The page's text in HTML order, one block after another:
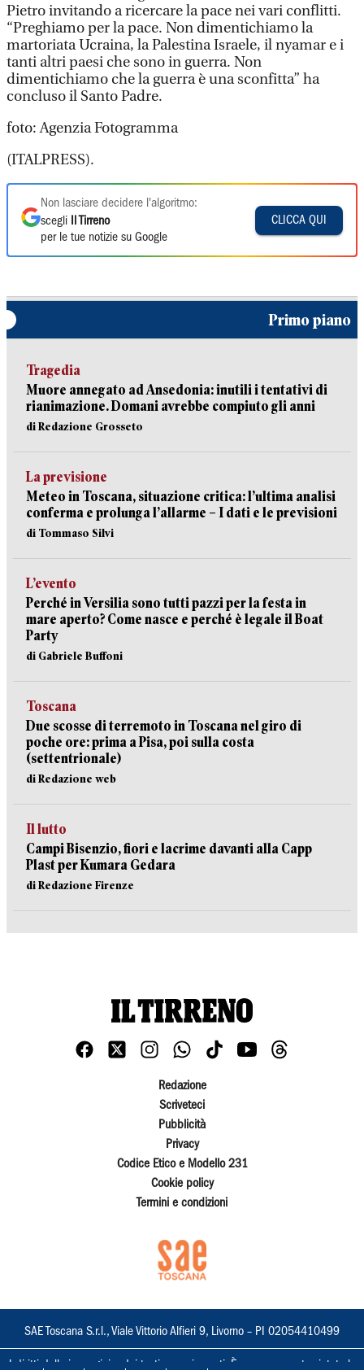
Pietro invitando a ricercare la pace nei vari conflitti.
“Preghiamo per la pace. Non dimentichiamo la
martoriata Ucraina, la Palestina Israele, il nyamar e i
tanti altri paesi che sono in guerra. Non
dimentichiamo che la guerra è una sconfitta” ha
concluso il Santo Padre.
foto: Agenzia Fotogramma
(ITALPRESS).
Non lasciare decidere l'algoritmo:
scegli
Il Tirreno
per le tue notizie su Google
CLICCA QUI
Primo piano
Tragedia
Muore annegato ad Ansedonia: inutili i tentativi di
rianimazione. Domani avrebbe compiuto gli anni
di Redazione Grosseto
La previsione
Meteo in Toscana, situazione critica: l’ultima analisi
conferma e prolunga l’allarme – I dati e le previsioni
di Tommaso Silvi
L’evento
Perché in Versilia sono tutti pazzi per la festa in
mare aperto? Come nasce e perché è legale il Boat
Party
di Gabriele Buffoni
Toscana
Due scosse di terremoto in Toscana nel giro di
poche ore: prima a Pisa, poi sulla costa
(settentrionale)
di Redazione web
Il lutto
Campi Bisenzio, fiori e lacrime davanti alla Capp
Plast per Kumara Gedara
di Redazione Firenze
Redazione
Scriveteci
Pubblicità
Privacy
Codice Etico e Modello 231
Cookie policy
Termini e condizioni
SAE Toscana S.r.l., Viale Vittorio Alfieri 9, Livorno – PI 02054410499
I diritti delle immagini e dei testi sono riservati. È espressamente vietata la